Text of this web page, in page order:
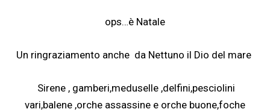
ops…è Natale
Un ringraziamento anche da Nettuno il Dio del mare
Sirene , gamberi,meduselle ,delfini,pesciolini
vari,balene ,orche assassine e orche buone,foche